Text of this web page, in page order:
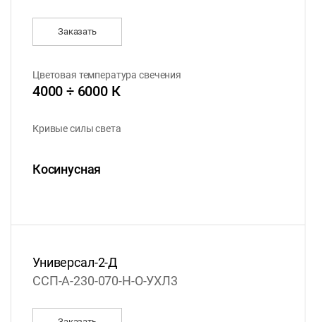
Заказать
Цветовая температура свечения
4000 ÷ 6000 К
Кривые силы света
Косинусная
Универсал-2-Д
ССП-А-230-070-Н-О-УХЛ3